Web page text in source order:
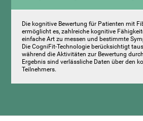
Die kognitive Bewertung für Patienten mit
ermöglicht es, zahlreiche kognitive
einfache Art zu messen und bestimmte
Die CogniFit-Technologie berücksichtigt
während die Aktivitäten zur Bewertung
Ergebnis sind verlässliche Daten über den
Teilnehmers.